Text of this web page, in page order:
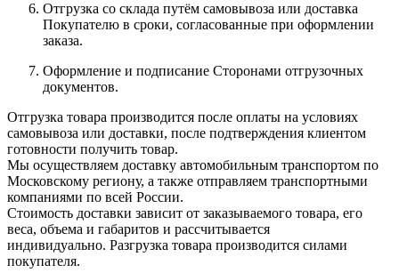
Отгрузка со склада путём самовывоза или доставка
Покупателю в сроки, согласованные при оформлении
заказа.
Оформление и подписание Сторонами отгрузочных
документов.
Отгрузка товара производится после оплаты на условиях
самовывоза или доставки, после подтверждения клиентом
готовности получить товар.
Мы осуществляем доставку автомобильным транспортом по
Московскому региону, а также отправляем транспортными
компаниями по всей России.
Стоимость доставки зависит от заказываемого товара, его
веса, объема и габаритов и рассчитывается
индивидуально. Разгрузка товара производится силами
покупателя.